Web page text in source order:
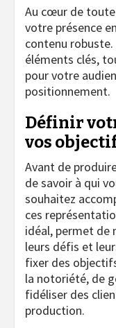
Au cœur de
votre présence
contenu robuste.
éléments clés,
pour votre
positionnement.
Définir
vos
Avant de
de savoir à qui
souhaitez
ces
idéal, permet de
leurs défis et
fixer des
la notoriété, de
fidéliser des
production.